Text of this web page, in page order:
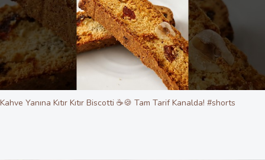
Kahve Yanına Kıtır Kıtır Biscotti ☕🍪 Tam Tarif Kanalda! #shorts